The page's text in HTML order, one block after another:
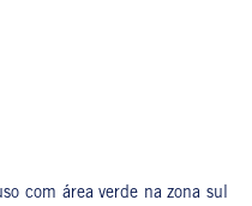
com área verde na zona sul